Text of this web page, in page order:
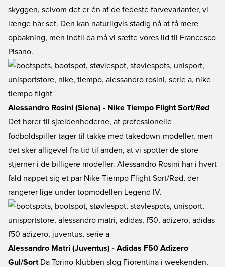
skyggen, selvom det er én af de fedeste farvevarianter, vi
længe har set. Den kan naturligvis stadig nå at få mere
opbakning, men indtil da må vi sætte vores lid til Francesco
Pisano.
Alessandro Rosini (Siena) - Nike Tiempo Flight Sort/Rød
Det hører til sjældenhederne, at professionelle
fodboldspiller tager til takke med takedown-modeller, men
det sker alligevel fra tid til anden, at vi spotter de store
stjerner i de billigere modeller. Alessandro Rosini har i hvert
fald nappet sig et par Nike Tiempo Flight Sort/Rød, der
rangerer lige under topmodellen Legend IV.
Alessandro Matri (Juventus) - Adidas F50 Adizero
Gul/Sort Da Torino-klubben slog Fiorentina i weekenden,